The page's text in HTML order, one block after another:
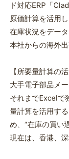
ド対応ERP「
原価計算を活用
在庫状況をデータ
本社からの海外
【所要量計算の活
大手電子部品メ
それまでExcelで
量計算を活用す
め、“在庫の買い
現在は、香港、